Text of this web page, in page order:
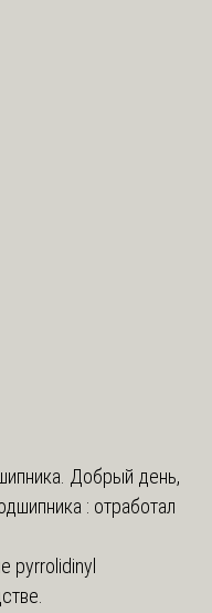
Добрый день,
: отработал
pyrrolidinyl